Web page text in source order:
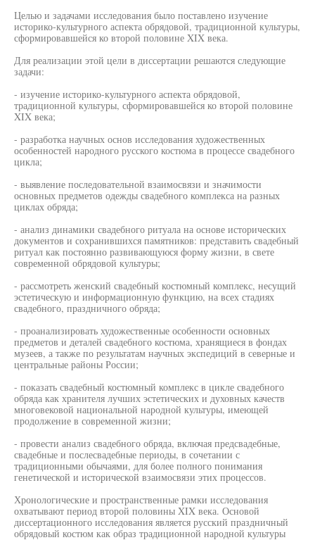
Целью и задачами исследования было поставлено изучение
историко-культурного аспекта обрядовой, традиционной культуры,
сформировавшейся ко второй половине XIX века.
Для реализации этой цели в диссертации решаются следующие
задачи:
- изучение историко-культурного аспекта обрядовой,
традиционной культуры, сформировавшейся ко второй половине
XIX века;
- разработка научных основ исследования художественных
особенностей народного русского костюма в процессе свадебного
цикла;
- выявление последовательной взаимосвязи и значимости
основных предметов одежды свадебного комплекса на разных
циклах обряда;
- анализ динамики свадебного ритуала на основе исторических
документов и сохранившихся памятников: представить свадебный
ритуал как постоянно развивающуюся форму жизни, в свете
современной обрядовой культуры;
- рассмотреть женский свадебный костюмный комплекс, несущий
эстетическую и информационную функцию, на всех стадиях
свадебного, праздничного обряда;
- проанализировать художественные особенности основных
предметов и деталей свадебного костюма, хранящиеся в фондах
музеев, а также по результатам научных экспедиций в северные и
центральные районы России;
- показать свадебный костюмный комплекс в цикле свадебного
обряда как хранителя лучших эстетических и духовных качеств
многовековой национальной народной культуры, имеющей
продолжение в современной жизни;
- провести анализ свадебного обряда, включая предсвадебные,
свадебные и послесвадебные периоды, в сочетании с
традиционными обычаями, для более полного понимания
генетической и исторической взаимосвязи этих процессов.
Хронологические и пространственные рамки исследования
охватывают период второй половины XIX века. Основой
диссертационного исследования является русский праздничный
обрядовый костюм как образ традиционной народной культуры